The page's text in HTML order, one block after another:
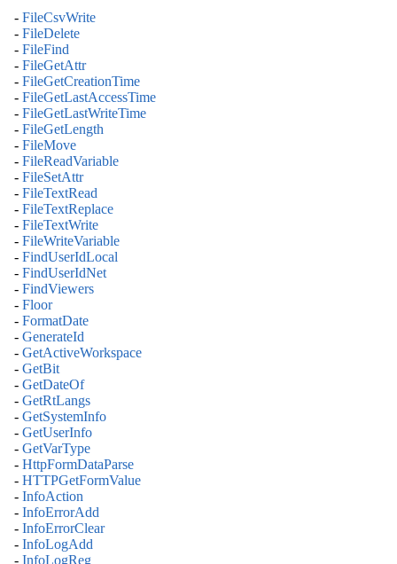
- FileCsvWrite
- FileDelete
- FileFind
- FileGetAttr
- FileGetCreationTime
- FileGetLastAccessTime
- FileGetLastWriteTime
- FileGetLength
- FileMove
- FileReadVariable
- FileSetAttr
- FileTextRead
- FileTextReplace
- FileTextWrite
- FileWriteVariable
- FindUserIdLocal
- FindUserIdNet
- FindViewers
- Floor
- FormatDate
- GenerateId
- GetActiveWorkspace
- GetBit
- GetDateOf
- GetRtLangs
- GetSystemInfo
- GetUserInfo
- GetVarType
- HttpFormDataParse
- HTTPGetFormValue
- InfoAction
- InfoErrorAdd
- InfoErrorClear
- InfoLogAdd
- InfoLogReg